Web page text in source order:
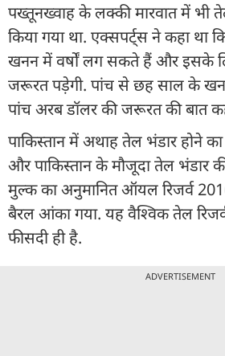
पख्तूनख्वाह के लक्की मारवात में भी
किया गया था. एक्सपर्ट्स ने कहा था
खनन में वर्षों लग सकते हैं और इसके
जरूरत पड़ेगी. पांच से छह साल के
पांच अरब डॉलर की जरूरत की बात
पाकिस्तान में अथाह तेल भंडार होने
और पाकिस्तान के मौजूदा तेल भंडार
मुल्क का अनुमानित ऑयल रिजर्व
बैरल आंका गया. यह वैश्विक तेल
फीसदी ही है.
ADVERTISEMENT